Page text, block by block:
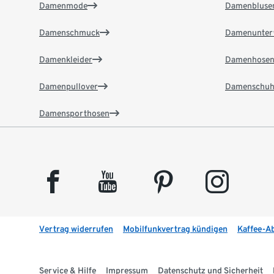
Damenmode
Damenschmuck
Damenkleider
Damenpullover
Damensporthosen
Damenhosen
facebook youtube pinterest instagram
Vertrag widerrufen Mobilfunkvertrag kündigen Kaffee-
Service & Hilfe Impressum Datenschutz und Sicherheit